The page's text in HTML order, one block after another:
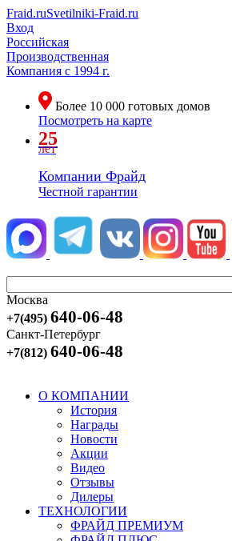
Fraid.ruSvetilniki-Fraid.ru
Вход
Российская
Производственная
Компания с 1994 г.
Более 10 000 готовых домов
Посмотреть на карте
25
лет
Компании Фрайд
Честной гарантии
Москва
+7(495) 640-06-48
Санкт-Петербург
+7(812) 640-06-48
О КОМПАНИИ
История
Награды
Новости
Акции
Видео
Отзывы
Дилеры
ТЕХНОЛОГИИ
ФРАЙД ПРЕМИУМ